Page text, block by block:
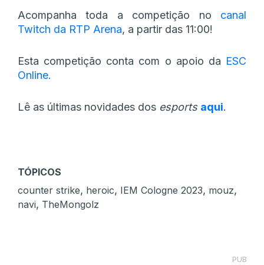
Acompanha toda a competição no canal
Twitch da RTP Arena, a partir das 11:00!
Esta competição conta com o apoio da ESC
Online.
Lê as últimas novidades dos esports aqui.
TÓPICOS
counter strike, heroic, IEM Cologne 2023, mouz,
navi, TheMongolz
PUB